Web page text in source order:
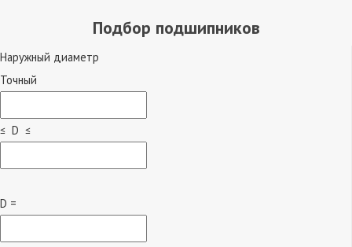
Подбор подшипников
Наружный диаметр
Точный
≤ D ≤
D =